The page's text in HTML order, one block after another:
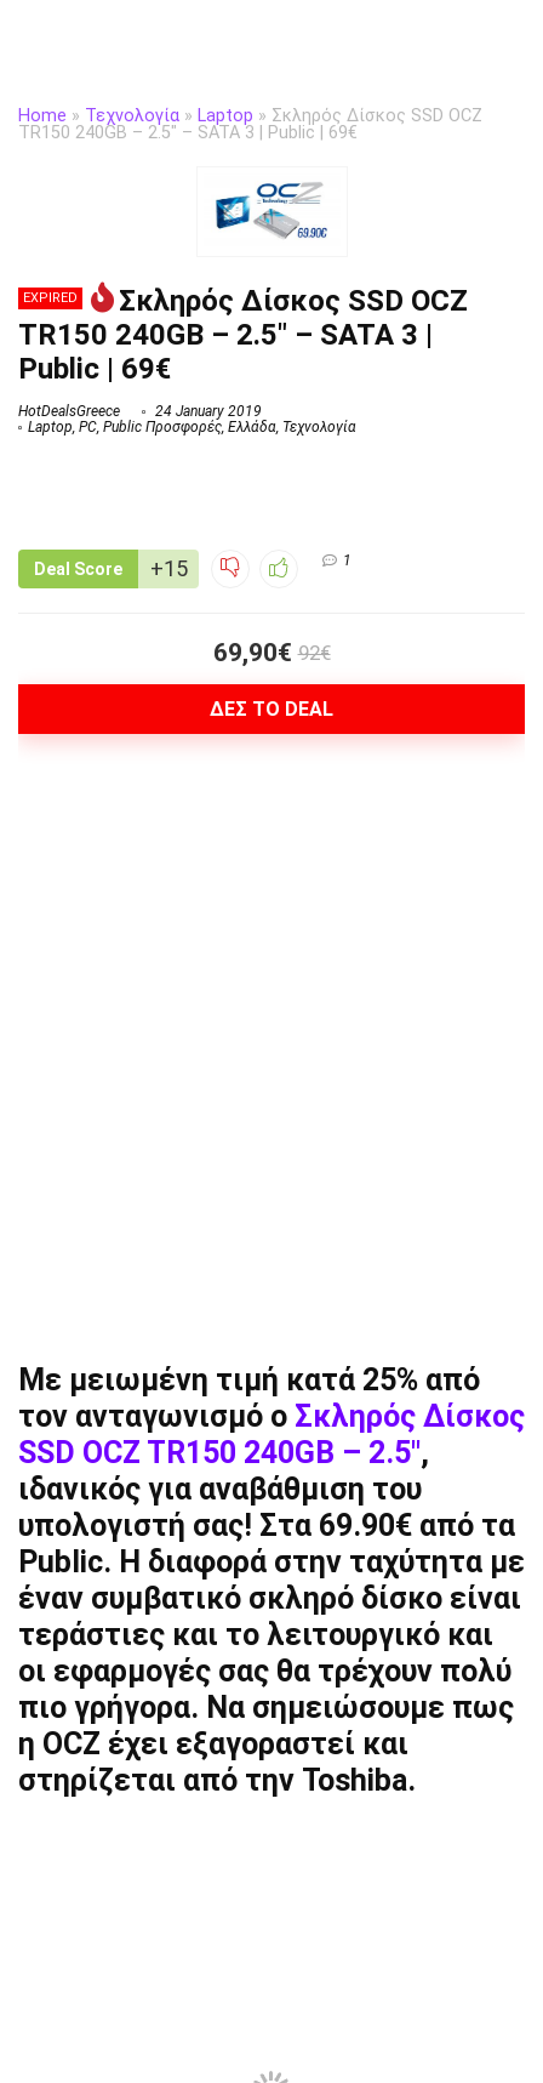
Home » Τεχνολογία » Laptop » Σκληρός Δίσκος SSD OCZ
TR150 240GB – 2.5″ – SATA 3 | Public | 69€
EXPIRED
Σκληρός Δίσκος SSD OCZ
TR150 240GB – 2.5″ – SATA 3 |
Public | 69€
HotDealsGreece
24 January 2019
Laptop PC Public Προσφορές Ελλάδα Τεχνολογία
Deal Score +15 1
69,90€ 92€
ΔΕΣ ΤΟ DEAL
Με μειωμένη τιμή κατά 25% από
τον ανταγωνισμό ο Σκληρός Δίσκος
SSD OCZ TR150 240GB – 2.5″,
ιδανικός για αναβάθμιση του
υπολογιστή σας! Στα 69.90€ από τα
Public. Η διαφορά στην ταχύτητα με
έναν συμβατικό σκληρό δίσκο είναι
τεράστιες και το λειτουργικό και
οι εφαρμογές σας θα τρέχουν πολύ
πιο γρήγορα. Να σημειώσουμε πως
η OCZ έχει εξαγοραστεί και
στηρίζεται από την Toshiba.